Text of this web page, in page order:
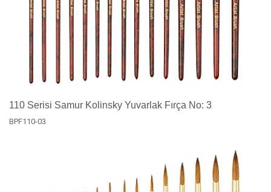
110 Serisi Samur Kolinsky Yuvarlak Fırça No: 3
BPF110-03